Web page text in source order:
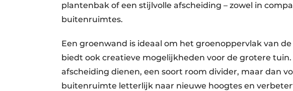
plantenbak of een stijlvolle afscheiding – zowel in
buitenruimtes.
Een groenwand is ideaal om het groenoppervlak van
biedt ook creatieve mogelijkheden voor de grotere tuin.
afscheiding dienen, een soort room divider, maar dan
buitenruimte letterlijk naar nieuwe hoogtes en